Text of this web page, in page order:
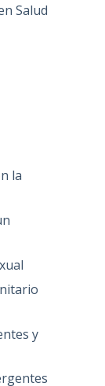
Salud
la
y